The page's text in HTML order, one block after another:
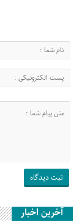
آخرین اخبار